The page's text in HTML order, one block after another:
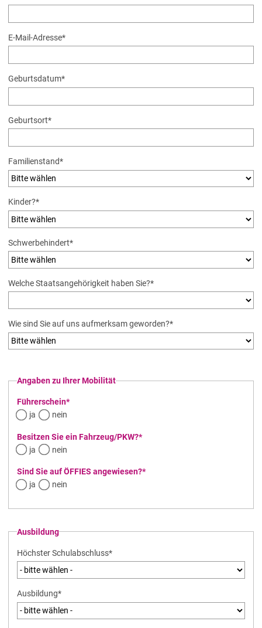
E-Mail-Adresse*
Geburtsdatum*
Geburtsort*
Pflichtfeld
Familienstand*
Pflichtfeld
Kinder?*
Pflichtfeld
Schwerbehindert*
Pflichtfeld
Welche Staatsangehörigkeit haben Sie?*
Pflichtfeld
Wie sind Sie auf uns aufmerksam geworden?*
Angaben zu Ihrer Mobilität
Pflichtfeld
Führerschein*
ja
nein
Pflichtfeld
Besitzen Sie ein Fahrzeug/PKW?*
ja
nein
Pflichtfeld
Sind Sie auf ÖFFIES angewiesen?*
ja
nein
Ausbildung
Pflichtfeld
Höchster Schulabschluss*
Pflichtfeld
Ausbildung*